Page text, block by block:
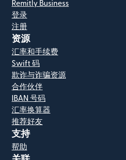
Remitly Business
登录
注册
资源
汇率和手续费
Swift 码
欺诈与诈骗资源
合作伙伴
IBAN 号码
汇率换算器
推荐好友
支持
帮助